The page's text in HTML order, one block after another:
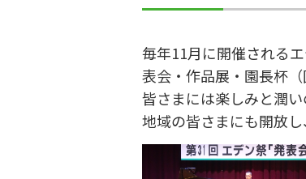
毎年11月に開催される
表会・作品展・園長杯
皆さまには楽しみと潤
地域の皆さまにも開放